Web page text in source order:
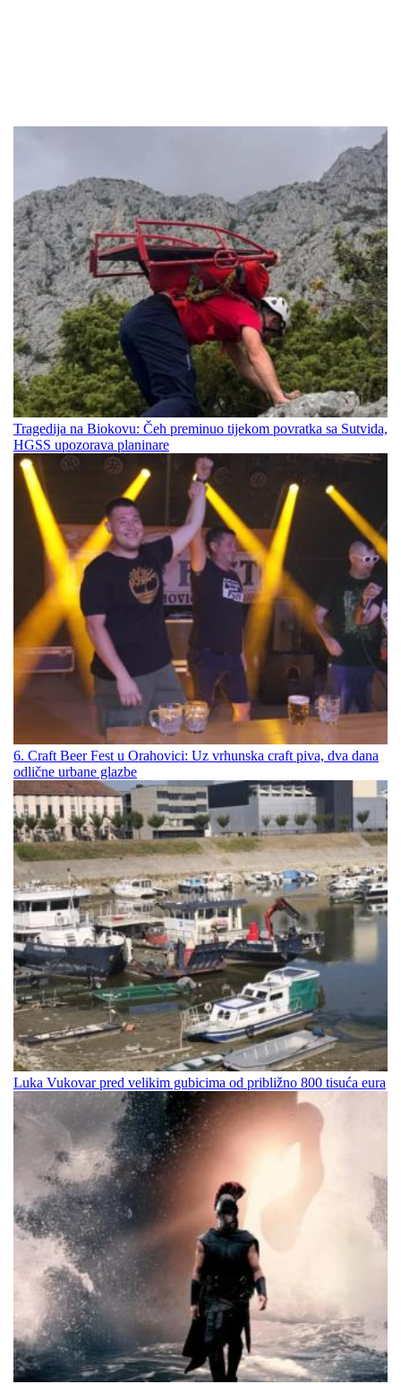
Tragedija na Biokovu: Čeh preminuo tijekom povratka sa Sutvida,
HGSS upozorava planinare
6. Craft Beer Fest u Orahovici: Uz vrhunska craft piva, dva dana
odlične urbane glazbe
Luka Vukovar pred velikim gubicima od približno 800 tisuća eura